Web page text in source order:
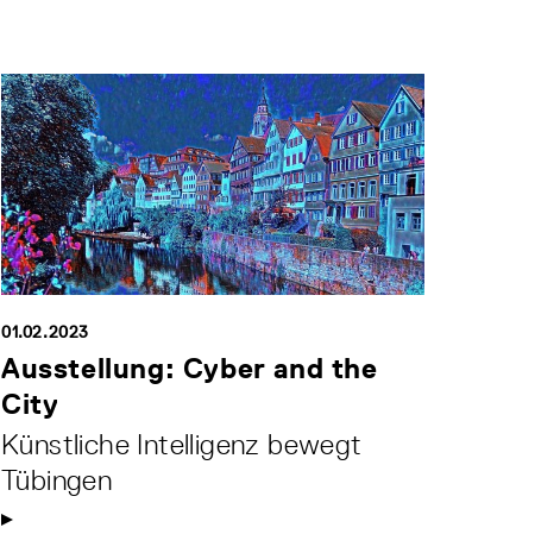
01.02.2023
Ausstellung: Cyber and the
City
Künstliche Intelligenz bewegt
Tübingen